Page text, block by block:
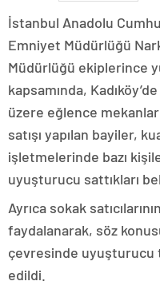
İstanbul Anadolu
Emniyet Müdürlüğü
Müdürlüğü ekiplerince
kapsamında,
üzere eğlence
satışı yapılan bayiler,
işletmelerinde bazı
uyuşturucu sattıkları
Ayrıca sokak
faydalanarak, söz
çevresinde
edildi.